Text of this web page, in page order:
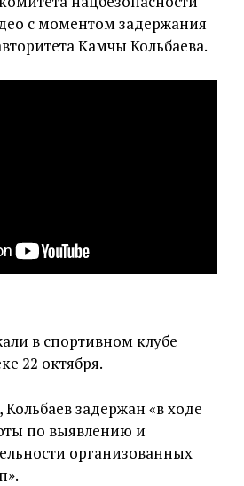
с моментом задержания
Камчы Кольбаева.
в спортивном клубе
22 октября.
задержан «в ходе
по выявлению и
организованных